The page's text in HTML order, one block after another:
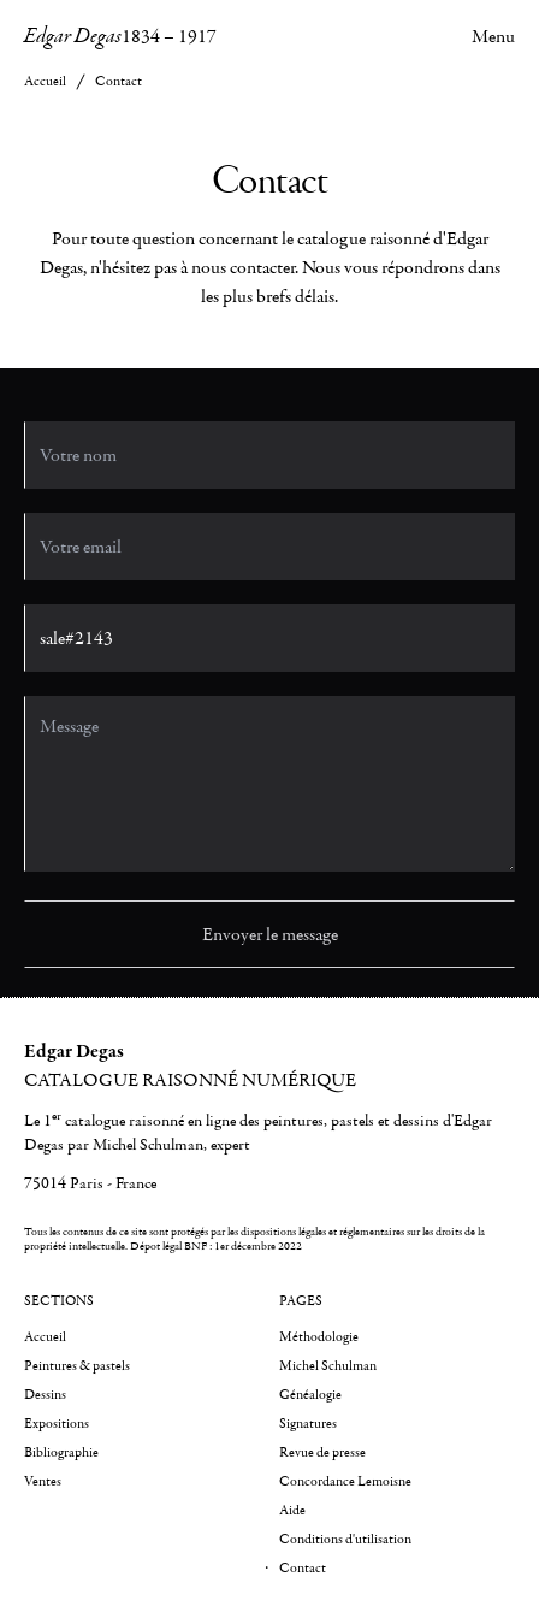
Edgar Degas1834– 1917 Menu
Accueil Contact
Contact
Pour toute question concernant le catalogue raisonné d'Edgar
Degas, n'hésitez pas à nous contacter. Nous vous répondrons dans
les plus brefs délais.
Edgar Degas
CATALOGUE RAISONNÉ NUMÉRIQUE
Le 1er catalogue raisonné en ligne des peintures, pastels et dessins d'Edgar
Degas par Michel Schulman, expert
75014 Paris - France
Tous les contenus de ce site sont protégés par les dispositions légales et réglementaires sur les droits de la
propriété intellectuelle.Dépot légal BNF : 1er décembre 2022
SECTIONS
Accueil
Peintures & pastels
Dessins
Expositions
Bibliographie
Ventes
PAGES
Méthodologie
Michel Schulman
Généalogie
Signatures
Revue de presse
Concordance Lemoisne
Aide
Conditions d'utilisation
Contact